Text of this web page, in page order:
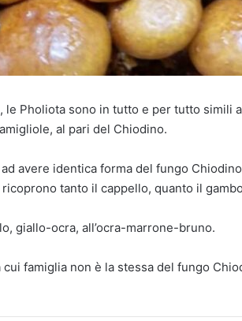
Pholiota sono in tutto e per tutto simili
al pari del Chiodino.
avere identica forma del fungo
tanto il cappello, quanto il
giallo-ocra, all’ocra-marrone-bruno.
famiglia non è la stessa del fungo